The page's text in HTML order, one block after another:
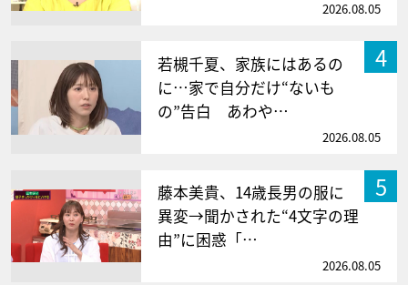
2026.08.05
4
若槻千夏、家族にはあるの
に…家で自分だけ“ないも
の”告白 あわや…
2026.08.05
5
藤本美貴、14歳長男の服に
異変→聞かされた“4文字の理
由”に困惑「…
2026.08.05